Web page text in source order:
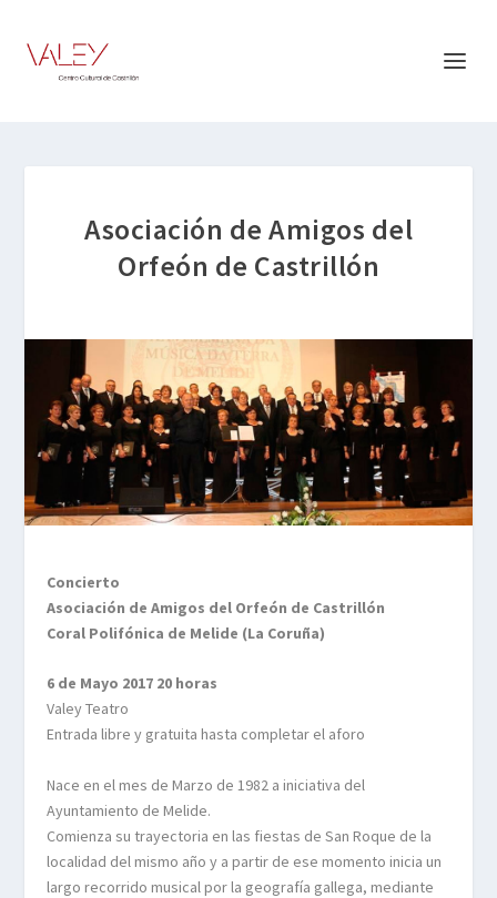
Asociación de Amigos del
Orfeón de Castrillón
Concierto
Asociación de Amigos del Orfeón de Castrillón
Coral Polifónica de Melide (La Coruña)
6 de Mayo 2017 20 horas
Valey Teatro
Entrada libre y gratuita hasta completar el aforo
Nace en el mes de Marzo de 1982 a iniciativa del
Ayuntamiento de Melide.
Comienza su trayectoria en las fiestas de San Roque de la
localidad del mismo año y a partir de ese momento inicia un
largo recorrido musical por la geografía gallega, mediante